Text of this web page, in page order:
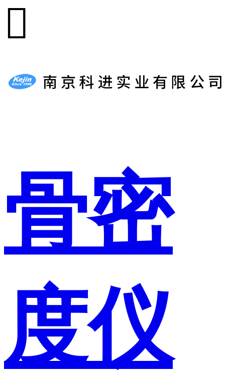

骨密
度仪